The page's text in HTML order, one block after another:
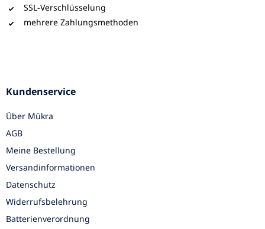
SSL-Verschlüsselung
mehrere Zahlungsmethoden
Kundenservice
Über Mükra
AGB
Meine Bestellung
Versandinformationen
Datenschutz
Widerrufsbelehrung
Batterienverordnung